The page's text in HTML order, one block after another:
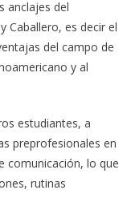
anclajes del
Caballero, es decir el
del campo de
y al
estudiantes, a
preprofesionales en
comunicación, lo que
rutinas